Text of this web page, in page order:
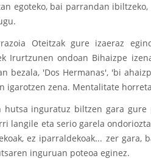
egoteko, bai parrandan
Oteitzak gure izaeraz
Irurtzunen ondoan Bihaizpe
bezala, 'Dos Hermanas', 'bi
igarotzen zena. Mentalitate
hutsa inguratuz biltzen gara
langile eta serio garela
ez iparraldekoak... zer
inguruan poteoa eginez.